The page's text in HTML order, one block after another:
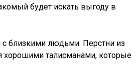
будет искать выгоду в
близкими людьми. Перстни из
хорошими талисманами, которые